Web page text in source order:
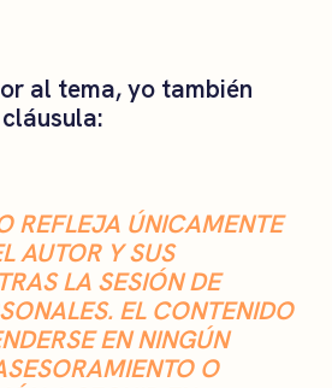
al tema, yo también
REFLEJA ÚNICAMENTE
AUTOR Y SUS
LA SESIÓN DE
EL CONTENIDO
EN NINGÚN
O